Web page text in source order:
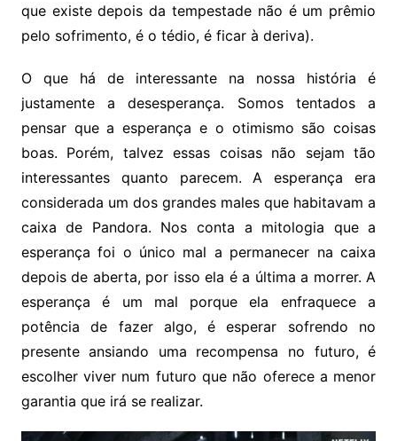
que existe depois da tempestade não é um prêmio
pelo sofrimento, é o tédio, é ficar à deriva).
O que há de interessante na nossa história é
justamente a desesperança. Somos tentados a
pensar que a esperança e o otimismo são coisas
boas. Porém, talvez essas coisas não sejam tão
interessantes quanto parecem. A esperança era
considerada um dos grandes males que habitavam a
caixa de Pandora. Nos conta a mitologia que a
esperança foi o único mal a permanecer na caixa
depois de aberta, por isso ela é a última a morrer. A
esperança é um mal porque ela enfraquece a
potência de fazer algo, é esperar sofrendo no
presente ansiando uma recompensa no futuro, é
escolher viver num futuro que não oferece a menor
garantia que irá se realizar.